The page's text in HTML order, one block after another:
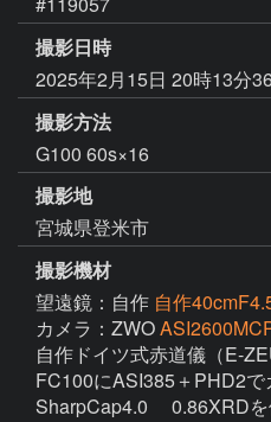
撮影日時
2025年2月15日 20時13分
撮影方法
G100 60s×16
撮影地
宮城県登米市
撮影機材
望遠鏡：自作 自作
カメラ：ZWO
自作ドイツ式赤道儀（E-
FC100にASI385＋PHD2で
SharpCap4.0 　0.86XRD